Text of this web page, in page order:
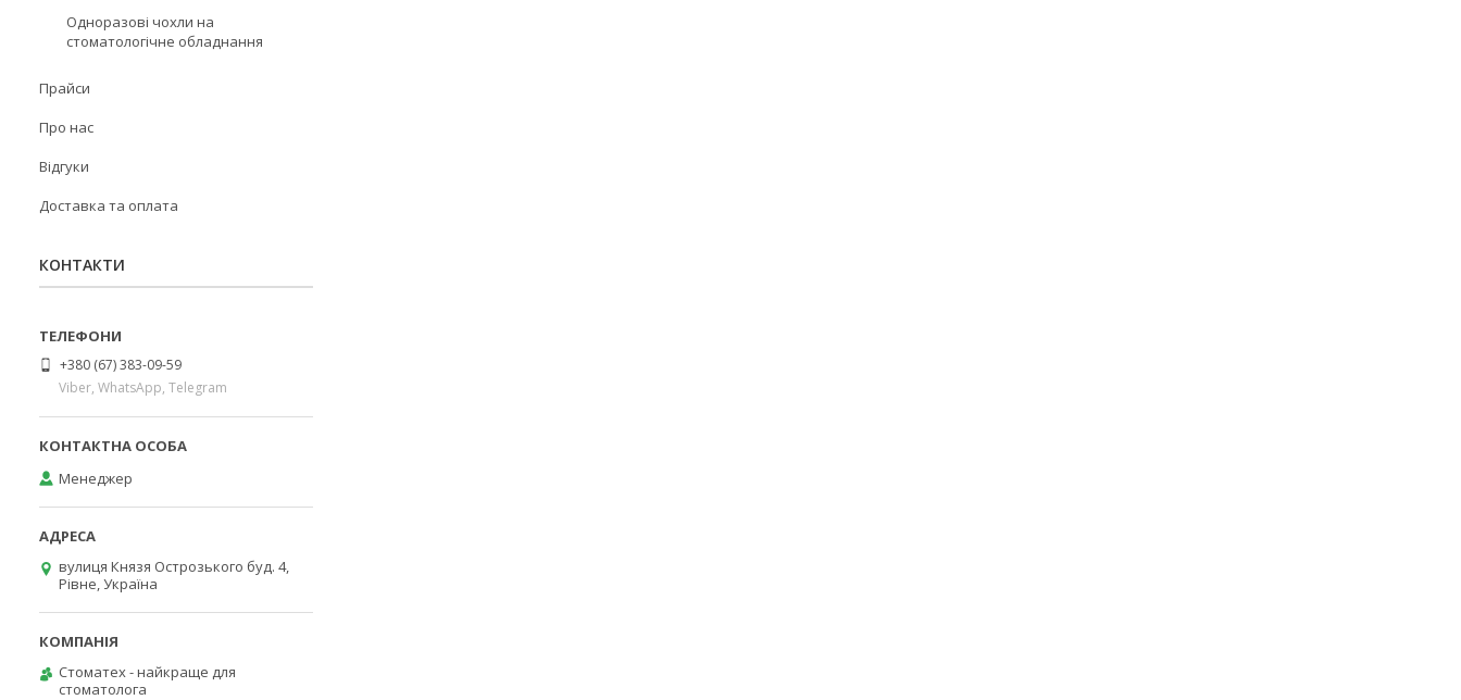
Одноразові чохли на
стоматологічне обладнання
Прайси
Про нас
Відгуки
Доставка та оплата
КОНТАКТИ
+380 (67) 383-09-59
Viber, WhatsApp, Telegram
Менеджер
вулиця Князя Острозького буд. 4,
Рівне, Україна
Стоматех - найкраще для
стоматолога